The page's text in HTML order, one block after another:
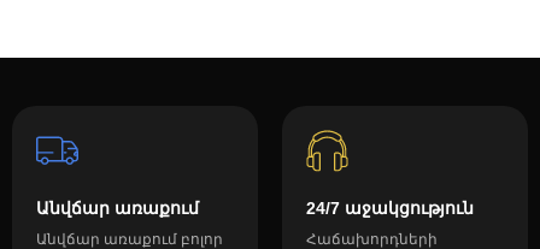
Անվճար առաքում
Անվճար առաքում բոլոր
24/7 աջակցություն
Հաճախորդների